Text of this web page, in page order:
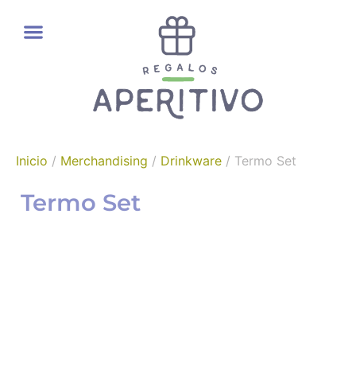
Inicio / Merchandising / Drinkware / Termo Set
Termo Set